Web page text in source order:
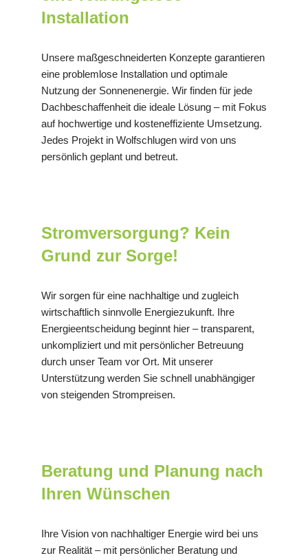
Installation
Unsere maßgeschneiderten Konzepte garantieren
eine problemlose Installation und optimale
Nutzung der Sonnenenergie. Wir finden für jede
Dachbeschaffenheit die ideale Lösung – mit Fokus
auf hochwertige und kosteneffiziente Umsetzung.
Jedes Projekt in Wolfschlugen wird von uns
persönlich geplant und betreut.
Stromversorgung? Kein
Grund zur Sorge!
Wir sorgen für eine nachhaltige und zugleich
wirtschaftlich sinnvolle Energiezukunft. Ihre
Energieentscheidung beginnt hier – transparent,
unkompliziert und mit persönlicher Betreuung
durch unser Team vor Ort. Mit unserer
Unterstützung werden Sie schnell unabhängiger
von steigenden Strompreisen.
Beratung und Planung nach
Ihren Wünschen
Ihre Vision von nachhaltiger Energie wird bei uns
zur Realität – mit persönlicher Beratung und